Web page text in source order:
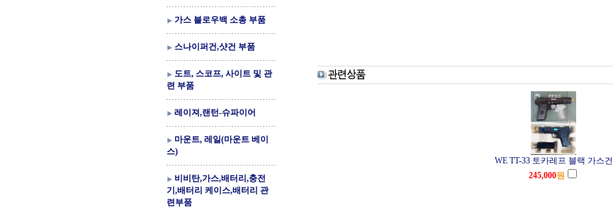
가스 블로우백 소총 부품
스나이퍼건,샷건 부품
도트, 스코프, 사이트 및 관
련 부품
레이져,랜턴-슈파이어
마운트, 레일(마운트 베이
스)
비비탄,가스,배터리,충전
기,배터리 케이스,배터리 관
련부품
WE TT-33 토카레프 블랙 가스건
245,000원